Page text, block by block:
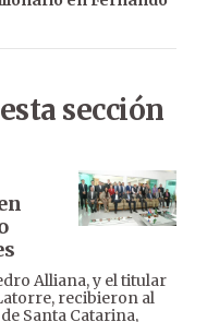
sección
Alliana, y el titular
recibieron al
Santa Catarina,